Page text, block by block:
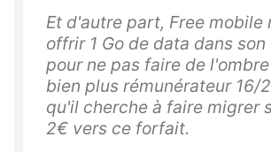
Et d'autre part, Free mobile
offrir 1 Go de data dans
pour ne pas faire de
bien plus rémunérateur 16/
qu'il cherche à faire migrer
2€ vers ce forfait.